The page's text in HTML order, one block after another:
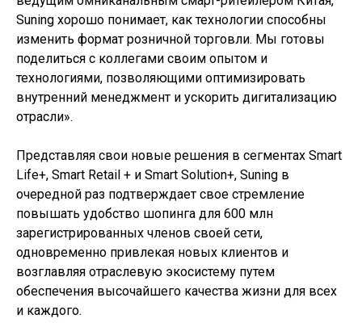
Suning хорошо понимает, как технологии способны
изменить формат розничной торговли. Мы готовы
поделиться с коллегами своим опытом и
технологиями, позволяющими оптимизировать
внутренний менеджмент и ускорить дигитализацию
отрасли».
Представляя свои новые решения в сегментах Smart
Life+, Smart Retail + и Smart Solution+, Suning в
очередной раз подтверждает свое стремление
повышать удобство шопинга для 600 млн
зарегистрированных членов своей сети,
одновременно привлекая новых клиентов и
возглавляя отраслевую экосистему путем
обеспечения высочайшего качества жизни для всех
и каждого.